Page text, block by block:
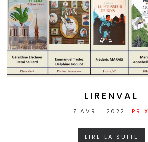
LIRENVAL
7 AVRIL 2022 PRIX
LIRE LA SUITE